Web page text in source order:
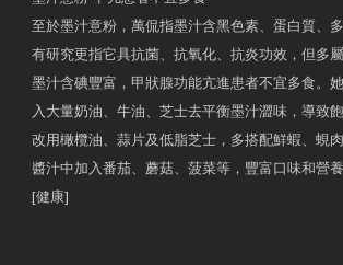
至於墨汁意粉，萬侃指墨汁含黑色素、蛋白質、
有研究更指它具抗菌、抗氧化、抗炎功效，但多
墨汁含碘豐富，甲狀腺功能亢進患者不宜多食。
入大量奶油、牛油、芝士去平衡墨汁澀味，導致
改用橄欖油、蒜片及低脂芝士，多搭配鮮蝦、蜆
醬汁中加入番茄、蘑菇、菠菜等，豐富口味和營養
[健康]